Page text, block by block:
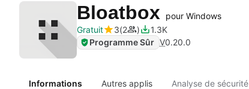
Bloatbox
pour Windows
Gratuit
3 2
1.3K
Programme Sûr V0.20.0
Informations Autres applis Analyse de sécurité